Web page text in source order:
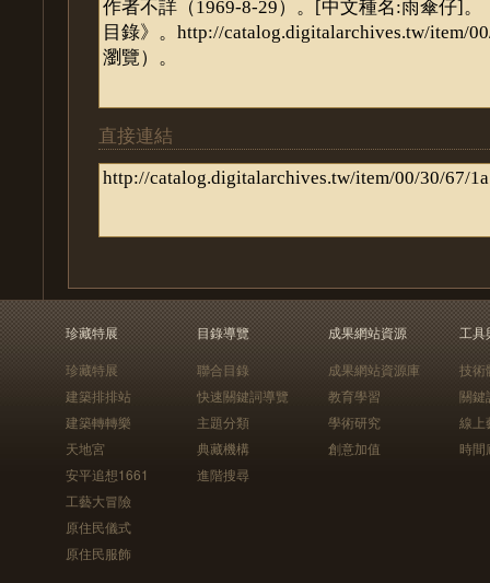
直接連結
珍藏特展
珍藏特展
建築排排站
建築轉轉樂
天地宮
安平追想1661
工藝大冒險
原住民儀式
原住民服飾
目錄導覽
聯合目錄
快速關鍵詞導覽
主題分類
典藏機構
進階搜尋
成果網站資源
成果網站資源庫
教育學習
學術研究
創意加值
工具
技術
關鍵
線上
時間